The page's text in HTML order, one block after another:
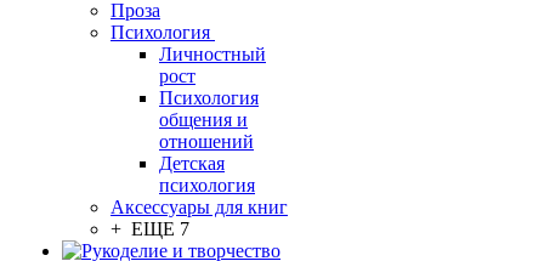
Проза
Психология
Личностный
рост
Психология
общения и
отношений
Детская
психология
Аксессуары для книг
+ ЕЩЕ 7